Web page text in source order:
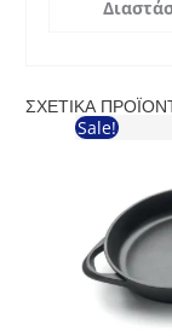
ΣΧΕΤΙΚΆ
Sale!